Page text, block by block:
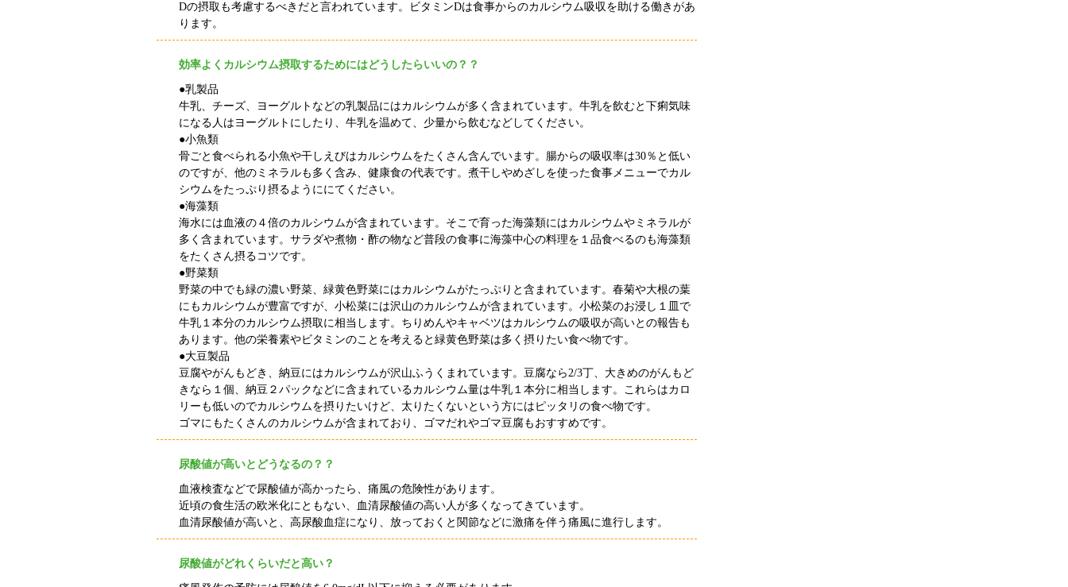
Dの摂取も考慮するべきだと言われています。ビタミンDは食事からのカルシウム吸収を助ける働きがあ
ります。
効率よくカルシウム摂取するためにはどうしたらいいの？？
●乳製品
牛乳、チーズ、ヨーグルトなどの乳製品にはカルシウムが多く含まれています。牛乳を飲むと下痢気味
になる人はヨーグルトにしたり、牛乳を温めて、少量から飲むなどしてください。
●小魚類
骨ごと食べられる小魚や干しえびはカルシウムをたくさん含んでいます。腸からの吸収率は30％と低い
のですが、他のミネラルも多く含み、健康食の代表です。煮干しやめざしを使った食事メニューでカル
シウムをたっぷり摂るようににてください。
●海藻類
海水には血液の４倍のカルシウムが含まれています。そこで育った海藻類にはカルシウムやミネラルが
多く含まれています。サラダや煮物・酢の物など普段の食事に海藻中心の料理を１品食べるのも海藻類
をたくさん摂るコツです。
●野菜類
野菜の中でも緑の濃い野菜、緑黄色野菜にはカルシウムがたっぷりと含まれています。春菊や大根の葉
にもカルシウムが豊富ですが、小松菜には沢山のカルシウムが含まれています。小松菜のお浸し１皿で
牛乳１本分のカルシウム摂取に相当します。ちりめんやキャベツはカルシウムの吸収が高いとの報告も
あります。他の栄養素やビタミンのことを考えると緑黄色野菜は多く摂りたい食べ物です。
●大豆製品
豆腐やがんもどき、納豆にはカルシウムが沢山ふうくまれています。豆腐なら2/3丁、大きめのがんもど
きなら１個、納豆２パックなどに含まれているカルシウム量は牛乳１本分に相当します。これらはカロ
リーも低いのでカルシウムを摂りたいけど、太りたくないという方にはピッタリの食べ物です。
ゴマにもたくさんのカルシウムが含まれており、ゴマだれやゴマ豆腐もおすすめです。
尿酸値が高いとどうなるの？？
血液検査などで尿酸値が高かったら、痛風の危険性があります。
近頃の食生活の欧米化にともない、血清尿酸値の高い人が多くなってきています。
血清尿酸値が高いと、高尿酸血症になり、放っておくと関節などに激痛を伴う痛風に進行します。
尿酸値がどれくらいだと高い？